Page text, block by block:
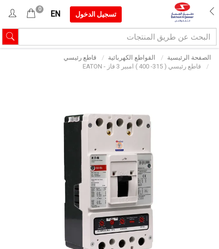
تسجيل الدخول EN
0
الصفحة الرئيسية القواطع الكهربائية
قاطع رئيسي
قاطع رئيسي ( 315- 400 ) امبير 3 فاز - EATON